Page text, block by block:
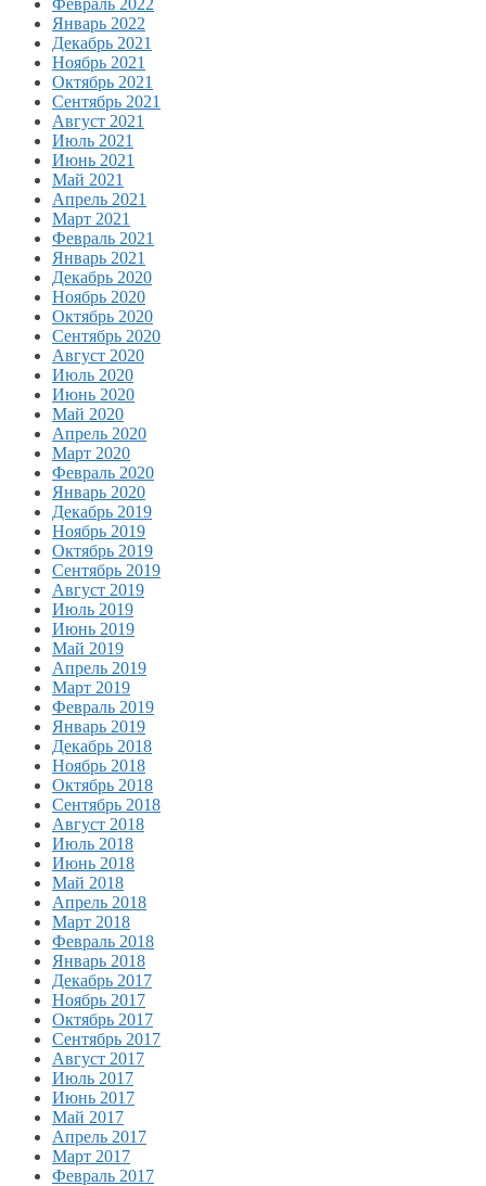
Февраль 2022
Январь 2022
Декабрь 2021
Ноябрь 2021
Октябрь 2021
Сентябрь 2021
Август 2021
Июль 2021
Июнь 2021
Май 2021
Апрель 2021
Март 2021
Февраль 2021
Январь 2021
Декабрь 2020
Ноябрь 2020
Октябрь 2020
Сентябрь 2020
Август 2020
Июль 2020
Июнь 2020
Май 2020
Апрель 2020
Март 2020
Февраль 2020
Январь 2020
Декабрь 2019
Ноябрь 2019
Октябрь 2019
Сентябрь 2019
Август 2019
Июль 2019
Июнь 2019
Май 2019
Апрель 2019
Март 2019
Февраль 2019
Январь 2019
Декабрь 2018
Ноябрь 2018
Октябрь 2018
Сентябрь 2018
Август 2018
Июль 2018
Июнь 2018
Май 2018
Апрель 2018
Март 2018
Февраль 2018
Январь 2018
Декабрь 2017
Ноябрь 2017
Октябрь 2017
Сентябрь 2017
Август 2017
Июль 2017
Июнь 2017
Май 2017
Апрель 2017
Март 2017
Февраль 2017